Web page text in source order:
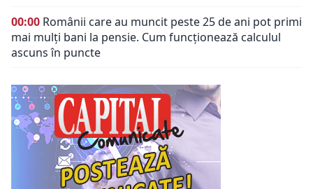
00:00 Românii care au muncit peste 25 de ani pot primi
mai mulți bani la pensie. Cum funcționează calculul
ascuns în puncte